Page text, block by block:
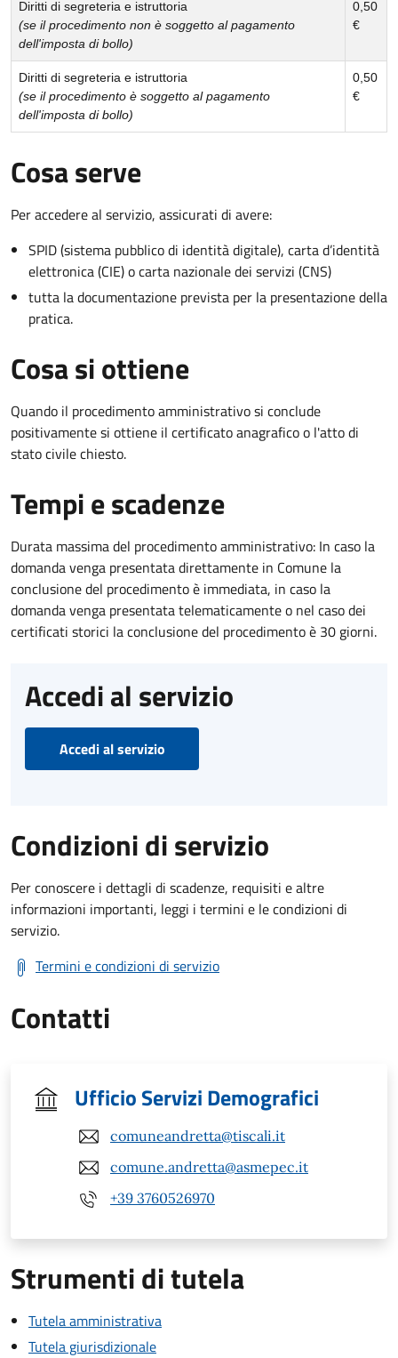
Diritti di segreteria e istruttoria
(se il procedimento non è soggetto al pagamento
dell'imposta di bollo)
0,50
€
Diritti di segreteria e istruttoria
(se il procedimento è soggetto al pagamento
dell'imposta di bollo)
0,50
€
Cosa serve
Per accedere al servizio, assicurati di avere:
SPID (sistema pubblico di identità digitale), carta d’identità
elettronica (CIE) o carta nazionale dei servizi (CNS)
tutta la documentazione prevista per la presentazione della
pratica.
Cosa si ottiene
Quando il procedimento amministrativo si conclude
positivamente si ottiene il certificato anagrafico o l'atto di
stato civile chiesto.
Tempi e scadenze
Durata massima del procedimento amministrativo: In caso la
domanda venga presentata direttamente in Comune la
conclusione del procedimento è immediata, in caso la
domanda venga presentata telematicamente o nel caso dei
certificati storici la conclusione del procedimento è 30 giorni.
Accedi al servizio
Accedi al servizio
Condizioni di servizio
Per conoscere i dettagli di scadenze, requisiti e altre
informazioni importanti, leggi i termini e le condizioni di
servizio.
Termini e condizioni di servizio
Contatti
Ufficio Servizi Demografici
comuneandretta@tiscali.it
comune.andretta@asmepec.it
+39 3760526970
Strumenti di tutela
Tutela amministrativa
Tutela giurisdizionale